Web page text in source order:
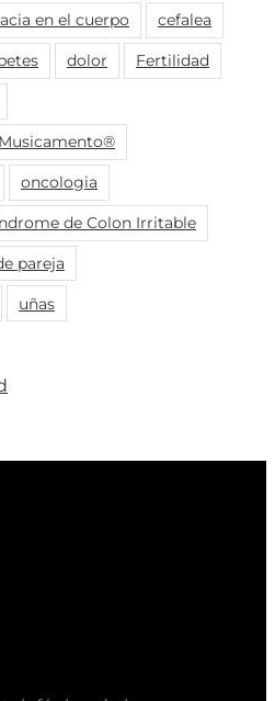
en el cuerpo cefalea
dolor Fertilidad
oncologia
de Colon Irritable
pareja
uñas